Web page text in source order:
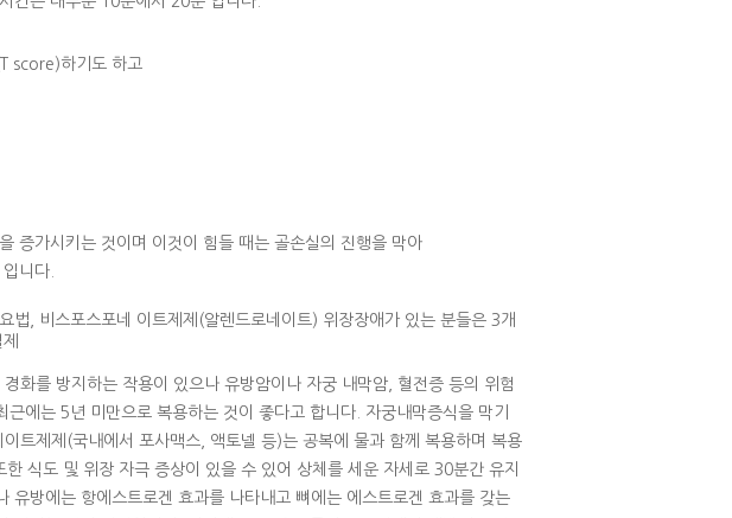
score)하기도 하고
증가시키는 것이며 이것이 힘들 때는 골손실의 진행을 막아
니다.
화를 방지하는 작용이 있으나 유방암이나 자궁 내막암, 혈전증 등의 위험
에는 5년 미만으로 복용하는 것이 좋다고 합니다. 자궁내막증식을 막기
트제제(국내에서 포사맥스, 액토넬 등)는 공복에 물과 함께 복용하며 복용
식도 및 위장 자극 증상이 있을 수 있어 상체를 세운 자세로 30분간 유지
유방에는 항에스트로겐 효과를 나타내고 뼈에는 에스트로겐 효과를 갖는